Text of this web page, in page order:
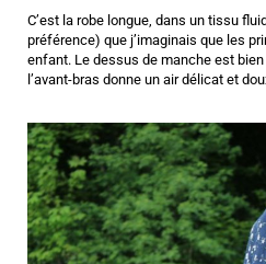
C’est la robe longue, dans un tissu
préférence) que j’imaginais que les
enfant. Le dessus de manche est
l’avant-bras donne un air délicat et